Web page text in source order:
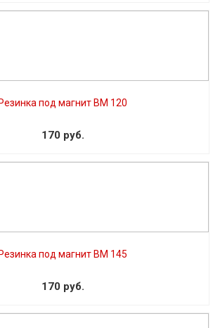
Резинка под магнит BM 120
170 руб.
Резинка под магнит BM 145
170 руб.